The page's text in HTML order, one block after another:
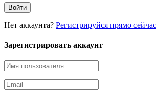
Нет аккаунта? Регистрируйся прямо сейчас
Зарегистрировать аккаунт